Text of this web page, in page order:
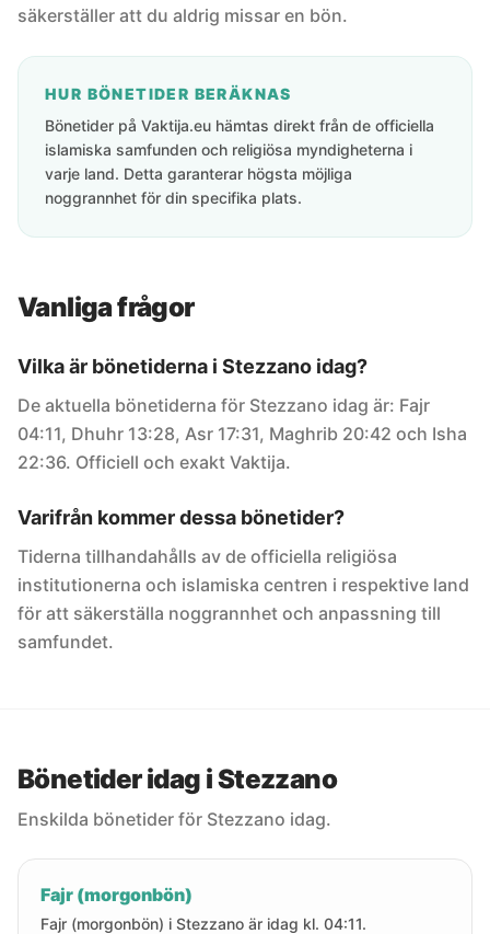
säkerställer att du aldrig missar en bön.
HUR BÖNETIDER BERÄKNAS
Bönetider på Vaktija.eu hämtas direkt från de officiella
islamiska samfunden och religiösa myndigheterna i
varje land. Detta garanterar högsta möjliga
noggrannhet för din specifika plats.
Vanliga frågor
Vilka är bönetiderna i Stezzano idag?
De aktuella bönetiderna för Stezzano idag är: Fajr
04:11, Dhuhr 13:28, Asr 17:31, Maghrib 20:42 och Isha
22:36. Officiell och exakt Vaktija.
Varifrån kommer dessa bönetider?
Tiderna tillhandahålls av de officiella religiösa
institutionerna och islamiska centren i respektive land
för att säkerställa noggrannhet och anpassning till
samfundet.
Bönetider idag i Stezzano
Enskilda bönetider för Stezzano idag.
Fajr (morgonbön)
Fajr (morgonbön) i Stezzano är idag kl. 04:11.